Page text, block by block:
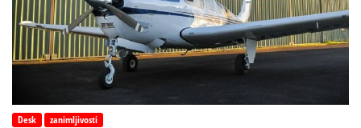
Desk zanimljivosti